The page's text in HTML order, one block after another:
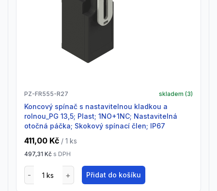
PZ-FR555-R27 skladem (3)
Koncový spínač s nastavitelnou kladkou a
rolnou_PG 13,5; Plast; 1NO+1NC; Nastavitelná
otočná páčka; Skokový spínací člen; IP67
411,00 Kč / 1 ks
497,31 Kč s DPH
Přidat do košíku